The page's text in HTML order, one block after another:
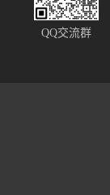
QQ交流群